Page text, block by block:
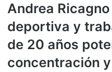
Andrea
deportiva y
de 20 años
concentración